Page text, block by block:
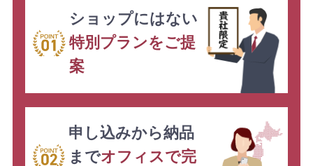
ショップにはない
特別プランをご提
案
申し込みから納品
までオフィスで完